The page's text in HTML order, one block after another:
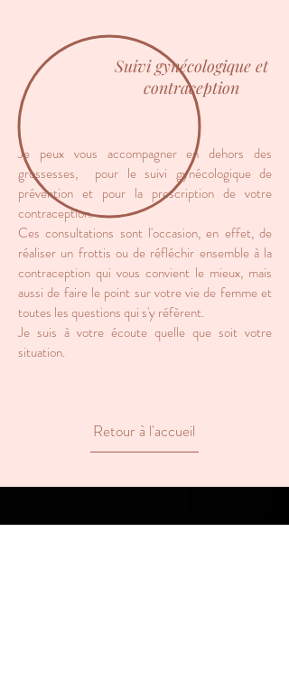
Retour à l'accueil
Suivi gynécologique et
contraception
Je peux vous accompagner en dehors des
grossesses, pour le suivi gynécologique de
prévention et pour la prescription de votre
contraception.
Ces consultations sont l'occasion, en effet, de
réaliser un frottis ou de réfléchir ensemble à la
contraception qui vous convient le mieux, mais
aussi de faire le point sur votre vie de femme et
toutes les questions qui s'y réfèrent.
Je suis à votre écoute quelle que soit votre
situation.